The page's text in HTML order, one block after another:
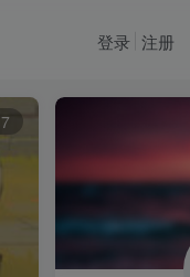
登录 注册
7